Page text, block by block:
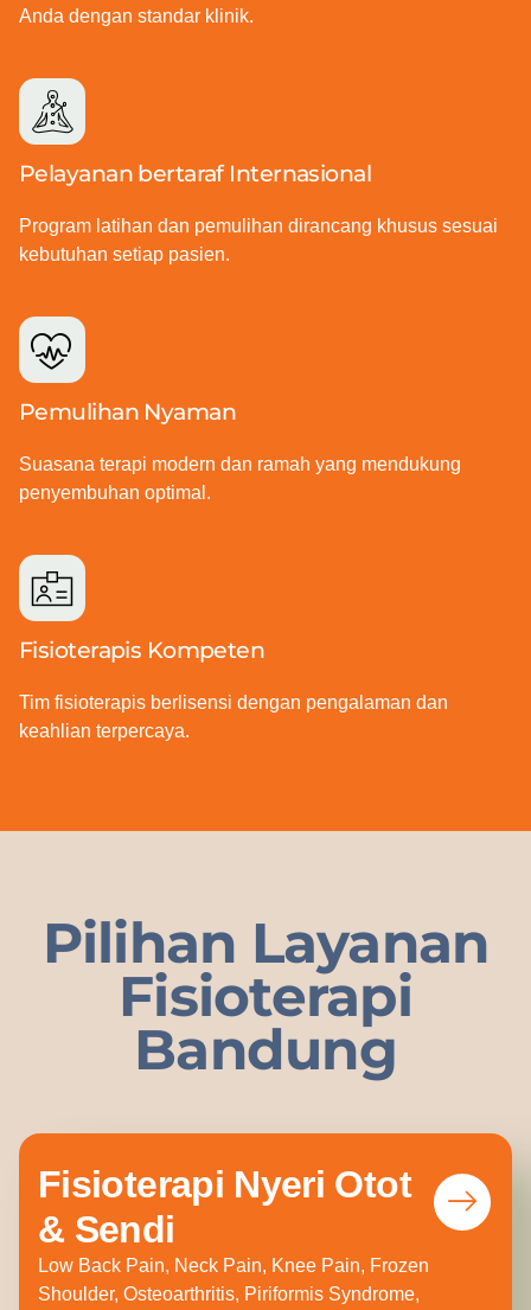
Anda dengan standar klinik.
Pelayanan bertaraf Internasional
Program latihan dan pemulihan dirancang khusus sesuai
kebutuhan setiap pasien.
Pemulihan Nyaman
Suasana terapi modern dan ramah yang mendukung
penyembuhan optimal.
Fisioterapis Kompeten
Tim fisioterapis berlisensi dengan pengalaman dan
keahlian terpercaya.
Pilihan Layanan
Fisioterapi
Bandung
Fisioterapi Nyeri Otot
& Sendi
Low Back Pain, Neck Pain, Knee Pain, Frozen
Shoulder, Osteoarthritis, Piriformis Syndrome,